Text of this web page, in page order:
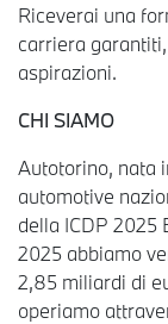
Riceverai una
carriera
aspirazioni.
CHI SIAMO
Autotorino, nata
automotive
della ICDP 2025
2025 abbiamo
2,85 miliardi di
operiamo